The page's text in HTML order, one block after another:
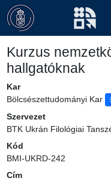
Kurzus
hallgatóknak
Kar
Bölcsészettudományi Kar
Szervezet
BTK Ukrán Filológiai
Kód
BMI-UKRD-242
Cím